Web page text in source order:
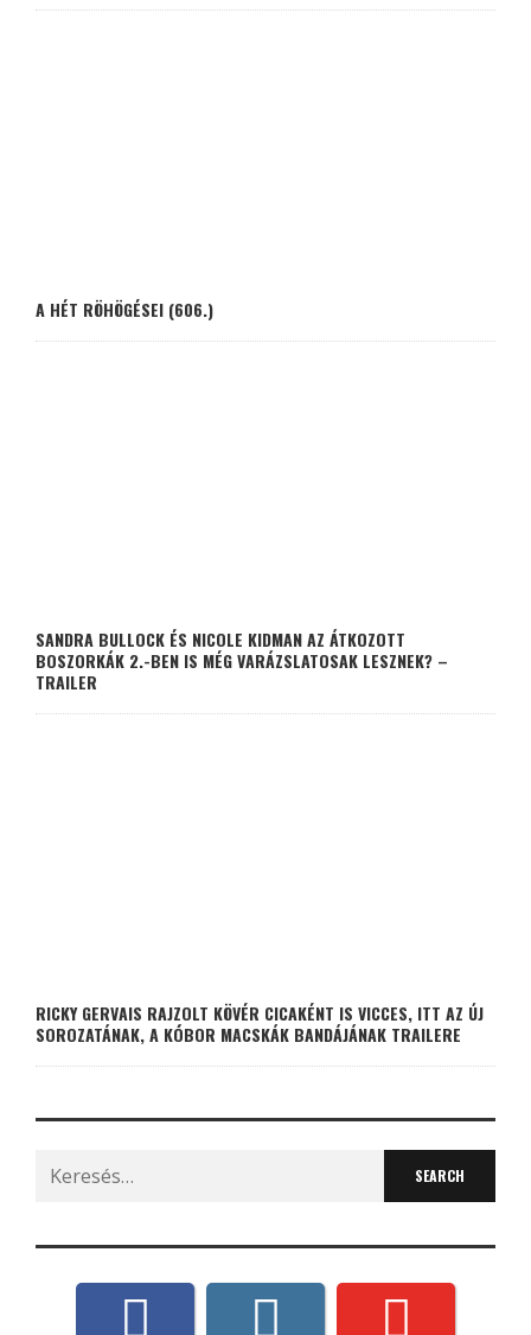
A HÉT RÖHÖGÉSEI (606.)
SANDRA BULLOCK ÉS NICOLE KIDMAN AZ ÁTKOZOTT
BOSZORKÁK 2.-BEN IS MÉG VARÁZSLATOSAK LESZNEK? –
TRAILER
RICKY GERVAIS RAJZOLT KÖVÉR CICAKÉNT IS VICCES, ITT AZ ÚJ
SOROZATÁNAK, A KÓBOR MACSKÁK BANDÁJÁNAK TRAILERE
Search
for: